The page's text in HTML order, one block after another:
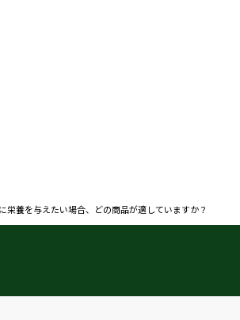
栄養を与えたい場合、どの商品が適していますか？